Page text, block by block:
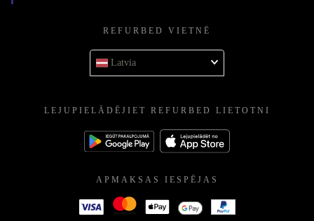
REFURBED VIETNĒ
Latvia
LEJUPIELĀDĒJIET REFURBED LIETOTNI
APMAKSAS IESPĒJAS